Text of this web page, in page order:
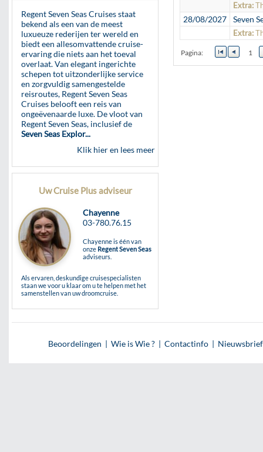
Regent Seven Seas Cruises staat
bekend als een van de meest
luxueuze rederijen ter wereld en
biedt een allesomvattende cruise-
ervaring die niets aan het toeval
overlaat. Van elegant ingerichte
schepen tot uitzonderlijke service
en zorgvuldig samengestelde
reisroutes, Regent Seven Seas
Cruises belooft een reis van
ongeëvenaarde luxe. De vloot van
Regent Seven Seas, inclusief de
Seven Seas Explor...
Klik hier en lees meer
Uw Cruise Plus adviseur
Chayenne
03-780.76.15
Chayenne is één van
onze Regent Seven Seas
adviseurs.
Als ervaren, deskundige cruisespecialisten
staan we voor u klaar om u te helpen met het
samenstellen van uw droomcruise.
Extra:
28/08/2027 Seven
Extra:
Pagina: 1
Beoordelingen | Wie is Wie ? | Contactinfo | Nieuwsbrief